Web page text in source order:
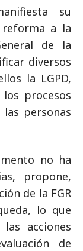
su
a la
de la
diversos
la LGPD,
los procesos
personas
no ha
propone,
de la FGR
lo que
acciones
de